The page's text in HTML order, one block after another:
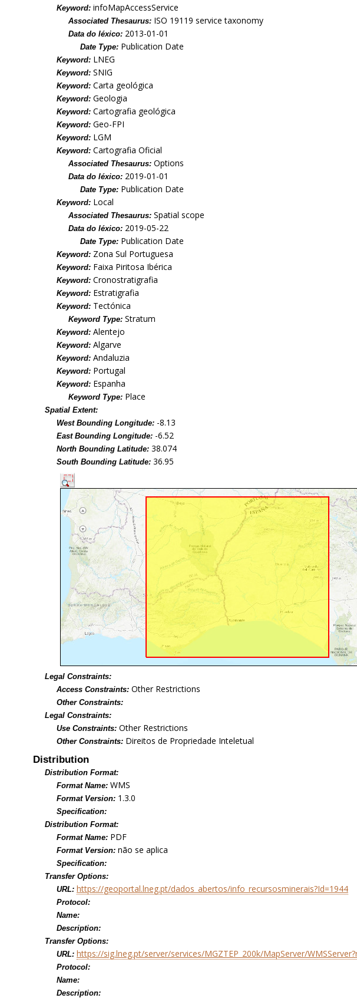
Keyword: infoMapAccessService
Associated Thesaurus: ISO 19119 service taxonomy
Data do léxico: 2013-01-01
Date Type: Publication Date
Keyword: LNEG
Keyword: SNIG
Keyword: Carta geológica
Keyword: Geologia
Keyword: Cartografia geológica
Keyword: Geo-FPI
Keyword: LGM
Keyword: Cartografia Oficial
Associated Thesaurus: Options
Data do léxico: 2019-01-01
Date Type: Publication Date
Keyword: Local
Associated Thesaurus: Spatial scope
Data do léxico: 2019-05-22
Date Type: Publication Date
Keyword: Zona Sul Portuguesa
Keyword: Faixa Piritosa Ibérica
Keyword: Cronostratigrafia
Keyword: Estratigrafia
Keyword: Tectónica
Keyword Type: Stratum
Keyword: Alentejo
Keyword: Algarve
Keyword: Andaluzia
Keyword: Portugal
Keyword: Espanha
Keyword Type: Place
Spatial Extent:
West Bounding Longitude: -8.13
East Bounding Longitude: -6.52
North Bounding Latitude: 38.074
South Bounding Latitude: 36.95
Legal Constraints:
Access Constraints: Other Restrictions
Other Constraints:
Legal Constraints:
Use Constraints: Other Restrictions
Other Constraints: Direitos de Propriedade Inteletual
Distribution
Distribution Format:
Format Name: WMS
Format Version: 1.3.0
Specification:
Distribution Format:
Format Name: PDF
Format Version: não se aplica
Specification:
Transfer Options:
URL: https://geoportal.lneg.pt/dados_abertos/info_recursosminerais?Id=1944
Protocol:
Name:
Description:
Transfer Options:
URL: https://sig.lneg.pt/server/services/MGZTEP_200k/MapServer/
Protocol:
Name:
Description: